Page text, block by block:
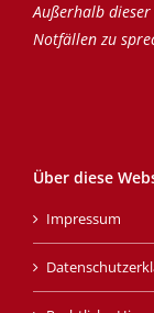
Außerhalb
Notfällen zu
Über diese
Impressum